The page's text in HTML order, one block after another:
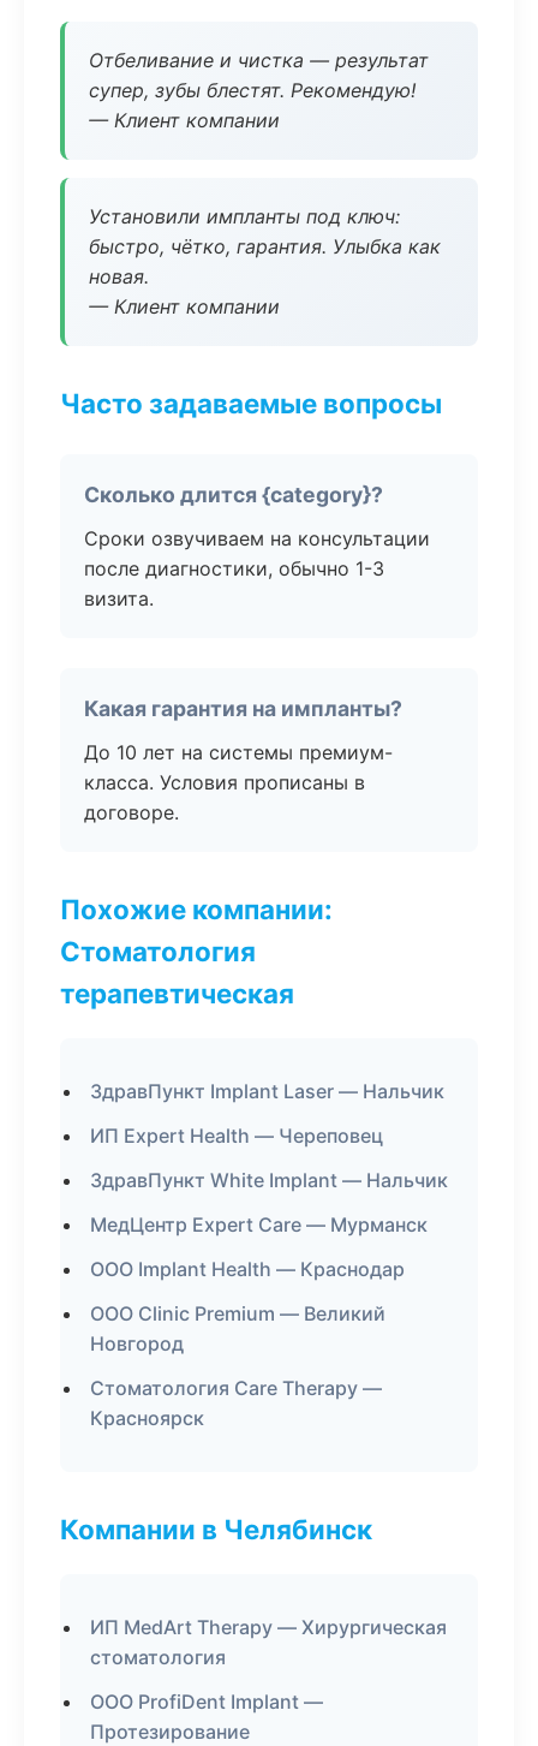
Отбеливание и чистка — результат
супер, зубы блестят. Рекомендую!
— Клиент компании
Установили импланты под ключ:
быстро, чётко, гарантия. Улыбка как
новая.
— Клиент компании
Часто задаваемые вопросы
Сколько длится {category}?
Сроки озвучиваем на консультации
после диагностики, обычно 1-3
визита.
Какая гарантия на импланты?
До 10 лет на системы премиум-
класса. Условия прописаны в
договоре.
Похожие компании:
Стоматология
терапевтическая
ЗдравПункт Implant Laser — Нальчик
ИП Expert Health — Череповец
ЗдравПункт White Implant — Нальчик
МедЦентр Expert Care — Мурманск
ООО Implant Health — Краснодар
ООО Clinic Premium — Великий
Новгород
Стоматология Care Therapy —
Красноярск
Компании в Челябинск
ИП MedArt Therapy — Хирургическая
стоматология
ООО ProfiDent Implant —
Протезирование